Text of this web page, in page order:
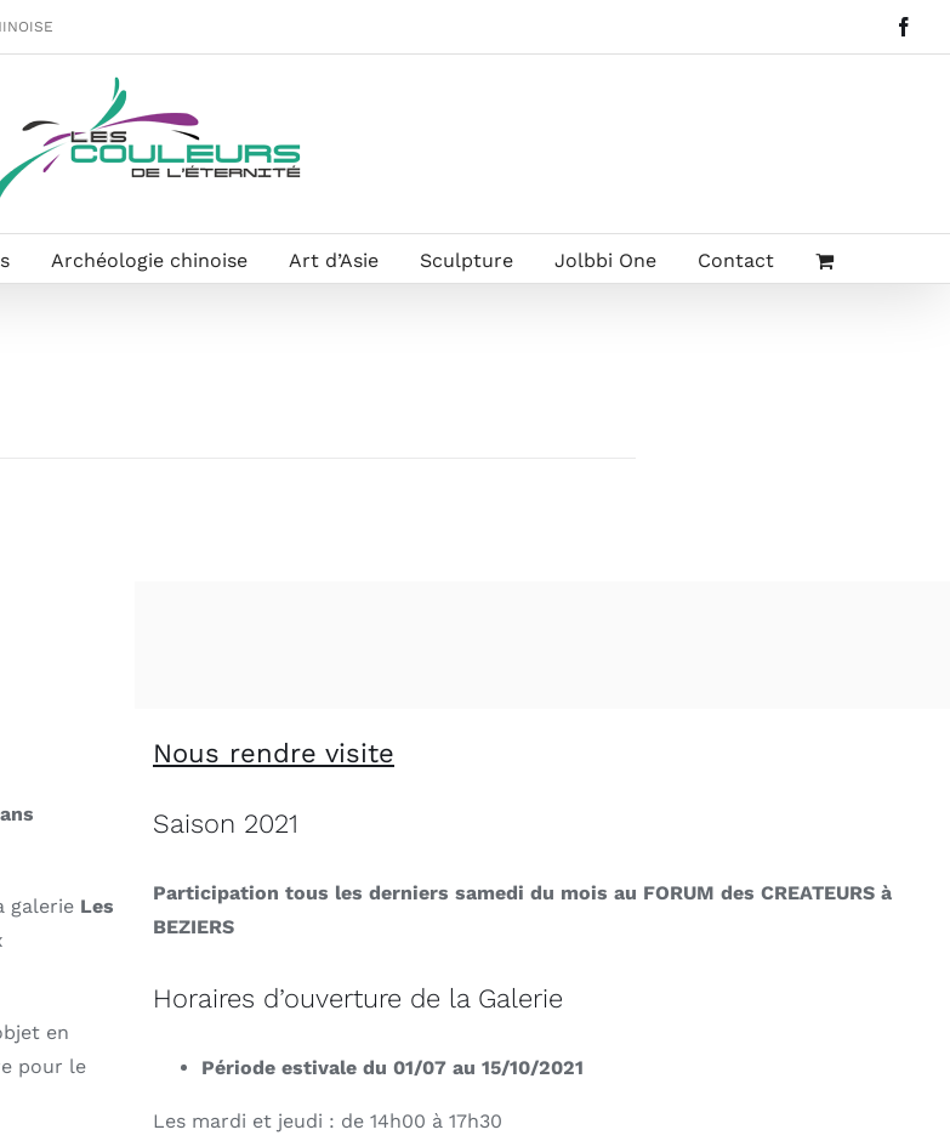
Archéologie chinoise Art d’Asie Sculpture Jolbbi One Contact
galerie Les
en
pour le
Nous rendre visite
Saison 2021
Participation tous les derniers samedi du mois au FORUM des CREATEURS à
BEZIERS
Horaires d’ouverture de la Galerie
Période estivale du 01/07 au 15/10/2021
Les mardi et jeudi : de 14h00 à 17h30